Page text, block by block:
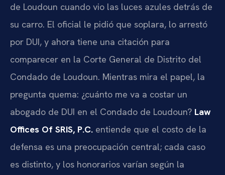
de Loudoun cuando vio las luces azules detrás de
su carro. El oficial le pidió que soplara, lo arrestó
por DUI, y ahora tiene una citación para
comparecer en la Corte General de Distrito del
Condado de Loudoun. Mientras mira el papel, la
pregunta quema: ¿cuánto me va a costar un
abogado de DUI en el Condado de Loudoun? Law
Offices Of SRIS, P.C. entiende que el costo de la
defensa es una preocupación central; cada caso
es distinto, y los honorarios varían según la